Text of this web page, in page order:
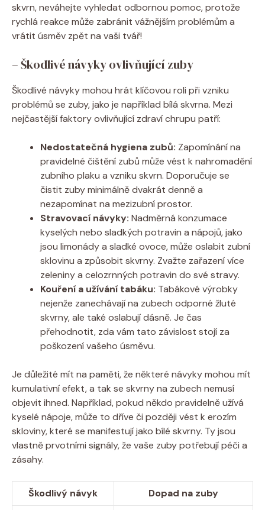
skvrn, neváhejte vyhledat odbornou pomoc, protože
rychlá reakce může zabránit vážnějším problémům a
vrátit úsměv zpět na vaši tvář!
– Škodlivé návyky ovlivňující zuby
Škodlivé návyky mohou hrát klíčovou roli při vzniku
problémů se zuby, jako je například bílá skvrna. Mezi
nejčastější faktory ovlivňující zdraví chrupu patří:
Nedostatečná hygiena zubů: Zapomínání na
pravidelné čištění zubů může vést k nahromadění
zubního plaku a vzniku skvrn. Doporučuje se
čistit zuby minimálně dvakrát denně a
nezapomínat na mezizubní prostor.
Stravovací návyky: Nadměrná konzumace
kyselých nebo sladkých potravin a nápojů, jako
jsou limonády a sladké ovoce, může oslabit zubní
sklovinu a způsobit skvrny. Zvažte zařazení více
zeleniny a celozrnných potravin do své stravy.
Kouření a užívání tabáku: Tabákové výrobky
nejenže zanechávají na zubech odporné žluté
skvrny, ale také oslabují dásně. Je čas
přehodnotit, zda vám tato závislost stojí za
poškození vašeho úsměvu.
Je důležité mít na paměti, že některé návyky mohou mít
kumulativní efekt, a tak se skvrny na zubech nemusí
objevit ihned. Například, pokud někdo pravidelně užívá
kyselé nápoje, může to dříve či později vést k erozím
skloviny, které se manifestují jako bílé skvrny. Ty jsou
vlastně prvotními signály, že vaše zuby potřebují péči a
zásahy.
Škodlivý návyk
Dopad na zuby